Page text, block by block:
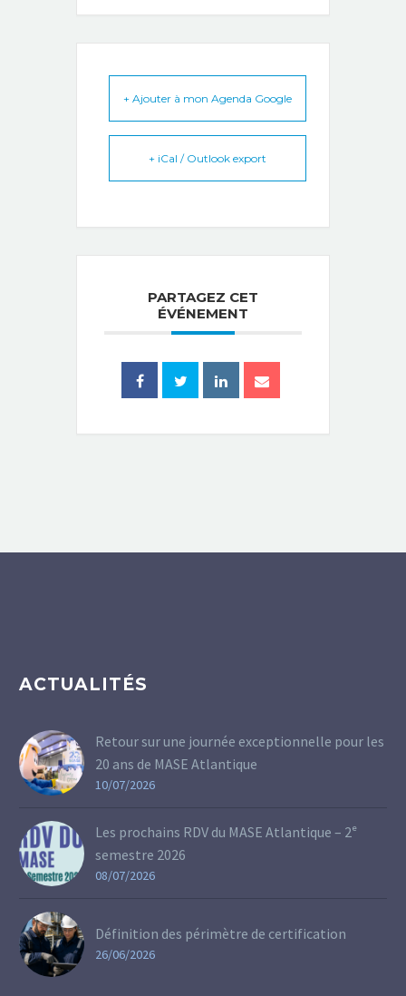
+ Ajouter à mon Agenda Google
+ iCal / Outlook export
PARTAGEZ CET
ÉVÉNEMENT
ACTUALITÉS
Retour sur une journée exceptionnelle pour les
20 ans de MASE Atlantique
10/07/2026
Les prochains RDV du MASE Atlantique – 2ᵉ
semestre 2026
08/07/2026
Définition des périmètre de certification
26/06/2026